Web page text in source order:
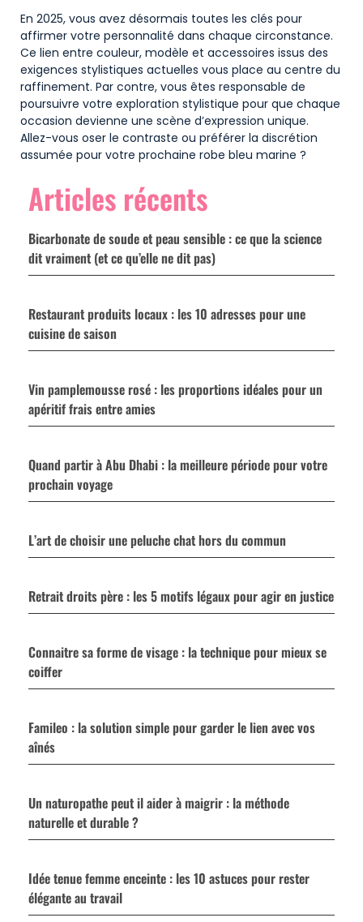
En 2025, vous avez désormais toutes les clés pour
affirmer votre personnalité dans chaque circonstance.
Ce lien entre couleur, modèle et accessoires issus des
exigences stylistiques actuelles vous place au centre du
raffinement. Par contre, vous êtes responsable de
poursuivre votre exploration stylistique pour que chaque
occasion devienne une scène d’expression unique.
Allez-vous oser le contraste ou préférer la discrétion
assumée pour votre prochaine robe bleu marine ?
Articles récents
Bicarbonate de soude et peau sensible : ce que la science
dit vraiment (et ce qu’elle ne dit pas)
Restaurant produits locaux : les 10 adresses pour une
cuisine de saison
Vin pamplemousse rosé : les proportions idéales pour un
apéritif frais entre amies
Quand partir à Abu Dhabi : la meilleure période pour votre
prochain voyage
L’art de choisir une peluche chat hors du commun
Retrait droits père : les 5 motifs légaux pour agir en justice
Connaitre sa forme de visage : la technique pour mieux se
coiffer
Famileo : la solution simple pour garder le lien avec vos
aînés
Un naturopathe peut il aider à maigrir : la méthode
naturelle et durable ?
Idée tenue femme enceinte : les 10 astuces pour rester
élégante au travail